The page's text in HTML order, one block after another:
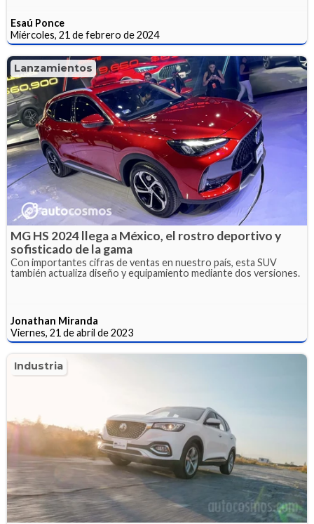
Esaú Ponce
Miércoles, 21 de febrero de 2024
Lanzamientos
MG HS 2024 llega a México, el rostro deportivo y
sofisticado de la gama
Con importantes cifras de ventas en nuestro país, esta SUV
también actualiza diseño y equipamiento mediante dos versiones.
Jonathan Miranda
Viernes, 21 de abril de 2023
Industria